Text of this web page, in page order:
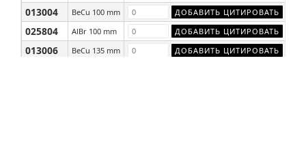
013004 BeCu 100 mm
025804 AlBr 100 mm
013006 BeCu 135 mm